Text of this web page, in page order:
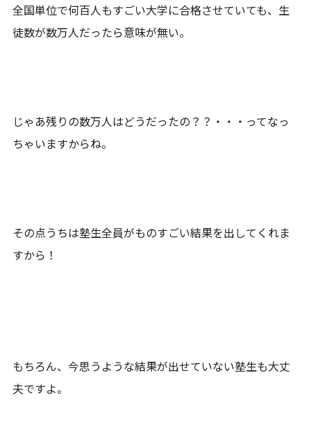
全国単位で何百人もすごい大学に合格させていても、生
徒数が数万人だったら意味が無い。
じゃあ残りの数万人はどうだったの？？・・・ってなっ
ちゃいますからね。
その点うちは塾生全員がものすごい結果を出してくれま
すから！
もちろん、今思うような結果が出せていない塾生も大丈
夫ですよ。